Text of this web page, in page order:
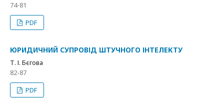
74-81
PDF
ЮРИДИЧНИЙ СУПРОВІД ШТУЧНОГО ІНТЕЛЕКТУ
Т. І. Бєгова
82-87
PDF